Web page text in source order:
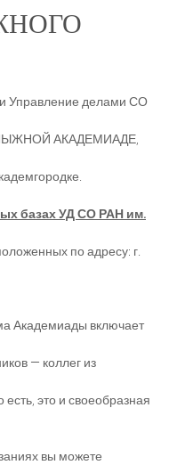
Управление делами СО
АКАДЕМИАДЕ,
базах УД СО РАН им.
по адресу: г.
Академиады включает
— коллег из
это и своеобразная
вы можете